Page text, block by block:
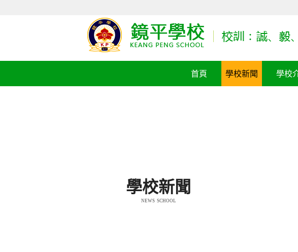
首頁 學校新聞 學校
學校新聞
NEWS SCHOOL